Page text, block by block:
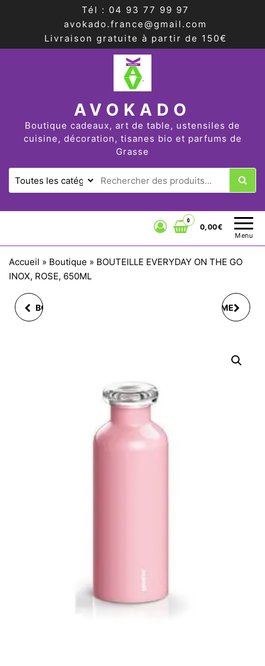
Tél : 04 93 77 99 97
avokado.france@gmail.com
Livraison gratuite à partir de 150€
AVOKADO
Boutique cadeaux, art de table, ustensiles de
cuisine, décoration, tisanes bio et parfums de
Grasse
Menu
0
0,00€
Accueil » Boutique » BOUTEILLE EVERYDAY ON THE GO
INOX, ROSE, 650ML
BOULE DE NEIGE NOEL
EN VERRE ET POLY 2-
ASST. 9X6CM
BOUTEILLE ISOTHERME